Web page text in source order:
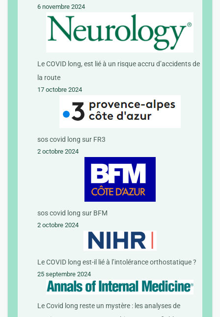
6 novembre 2024
Le COVID long, est lié à un risque accru d’accidents de
la route
17 octobre 2024
sos covid long sur FR3
2 octobre 2024
sos covid long sur BFM
2 octobre 2024
Le COVID long est-il lié à l’intolérance orthostatique ?
25 septembre 2024
Le Covid long reste un mystère : les analyses de